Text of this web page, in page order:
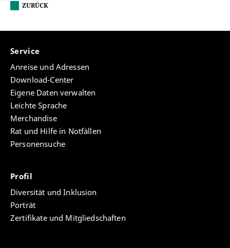
ZURÜCK
Service
Anreise und Adressen
Download-Center
Eigene Daten verwalten
Leichte Sprache
Merchandise
Rat und Hilfe in Notfällen
Personensuche
Profil
Diversität und Inklusion
Porträt
Zertifikate und Mitgliedschaften